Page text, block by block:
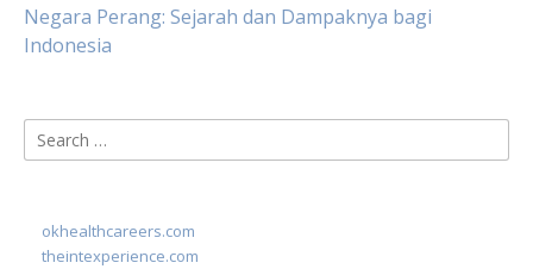
Negara Perang: Sejarah dan Dampaknya bagi
Indonesia
Search
for:
okhealthcareers.com
theintexperience.com